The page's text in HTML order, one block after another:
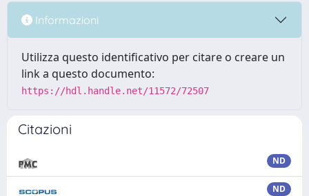
Informazioni
Utilizza questo identificativo per citare o creare un
link a questo documento:
https://hdl.handle.net/11572/72507
Citazioni
ND
ND